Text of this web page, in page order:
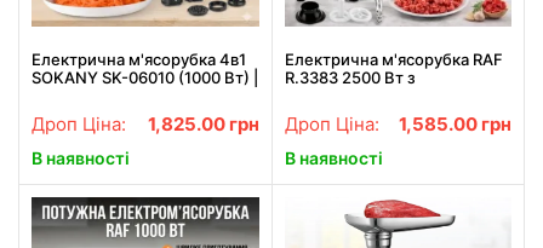
Електрична м'ясорубка 4в1
SOKANY SK-06010 (1000 Вт) |
комбайн зі соковижималкою
Дроп Ціна: 1,825.00 грн
В наявності
Електрична м'ясорубка RAF
R.3383 2500 Вт з
насадками для ковбас, 3 в 1
для дому
Дроп Ціна: 1,585.00 грн
В наявності